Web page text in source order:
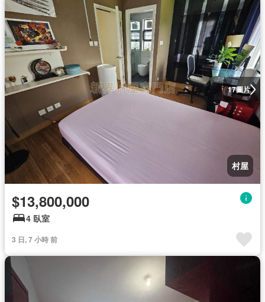
17圖片
村屋
$13,800,000
4 臥室
3 日, 7 小時 前